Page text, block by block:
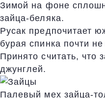
Зимой на фоне
зайца-беляка.
Русак предпочитает
бурая спинка почти
Принято считать, что
джунглей.
Палевый мех зайца-